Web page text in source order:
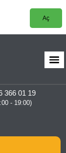
Aç
366 01 19
- 19:00)